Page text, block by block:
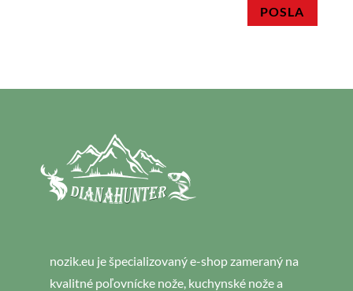
POSLA
nozik.eu je špecializovaný e-shop zameraný na
kvalitné poľovnícke nože, kuchynské nože a